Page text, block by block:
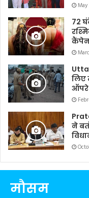
May
72
लिए
ने
मौसम